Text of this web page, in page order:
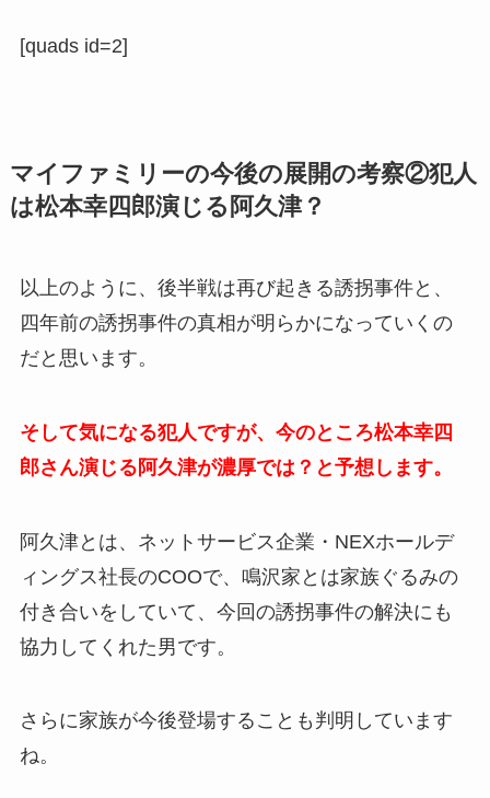
[quads id=2]
マイファミリーの今後の展開の考察②犯人
は松本幸四郎演じる阿久津？
以上のように、後半戦は再び起きる誘拐事件と、
四年前の誘拐事件の真相が明らかになっていくの
だと思います。
そして気になる犯人ですが、今のところ松本幸四
郎さん演じる阿久津が濃厚では？と予想します。
阿久津とは、 ネットサービス企業・NEXホールデ
ィングス社長のCOOで、 鳴沢家とは家族ぐるみの
付き合いをしていて、今回の誘拐事件の解決にも
協力してくれた男です。
さらに家族が今後登場することも判明しています
ね。